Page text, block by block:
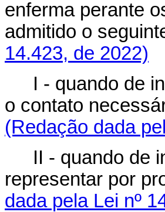
enferma perante
admitido o
14.423, de 2022)
I - quando de
o contato
(Redação dada
II - quando de
representar por
dada pela Lei nº